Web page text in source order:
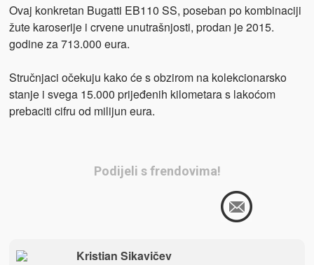
Ovaj konkretan Bugatti EB110 SS, poseban po kombinaciji
žute karoserije i crvene unutrašnjosti, prodan je 2015.
godine za 713.000 eura.
Stručnjaci očekuju kako će s obzirom na kolekcionarsko
stanje i svega 15.000 prijeđenih kilometara s lakoćom
prebaciti cifru od milijun eura.
Podijeli s frendovima!
Kristian Sikavičev